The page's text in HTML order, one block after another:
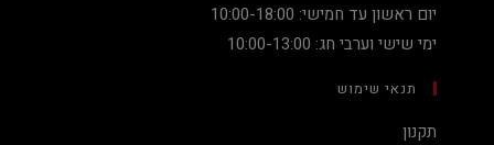
יום ראשון עד חמישי: 10:00-18:00
ימי שישי וערבי חג: 10:00-13:00
תנאי שימוש
תקנון